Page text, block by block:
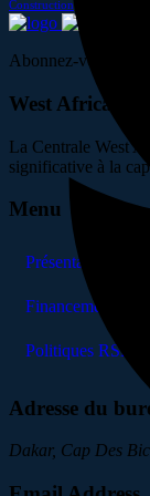
Construction
Abonnez-vous pour
West African
La Centrale West
significative à la
Menu
Présentation
Financement
Politiques RSE de
Adresse du
Dakar, Cap Des